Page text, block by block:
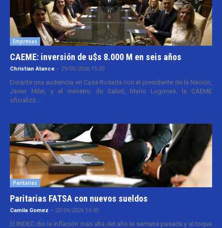
Empresas
CAEME: inversión de u$s 8.000 M en seis años
Christian Atance - 29/05/2026 15:00
Durante una audiencia en Casa Rosada con el presidente de la Nación,
Javier Milei, y el ministro de Salud, Mario Lugones, la CAEME
oficializó...
Paritarias
Paritarias FATSA con nuevos sueldos
Camila Gomez - 22/04/2026 14:30
El INDEC dio la inflación más alta del año la semana pasada y al toque